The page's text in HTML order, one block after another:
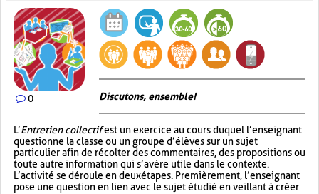
0 Discutons, ensemble!
L’Entretien collectifest un exercice au cours duquel l’enseignant
questionne la classe ou un groupe d’élèves sur un sujet
particulier afin de récolter des commentaires, des propositions ou
toute autre information qui s’avère utile dans le contexte.
L’activité se déroule en deux étapes. Premièrement, l’enseignant
pose une question en lien avec le sujet étudié en veillant à créer